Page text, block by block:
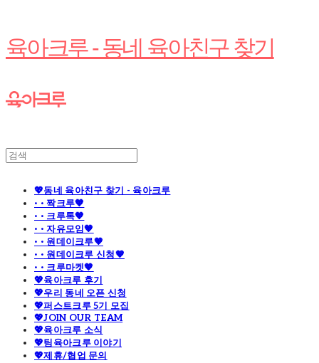
육아크루 - 동네 육아친구 찾기
💖동네 육아친구 찾기 - 육아크루
· · 짝크루🧡
· · 크루톡🧡
· · 자유모임🧡
· · 원데이크루🧡
· · 원데이크루 신청🧡
· · 크루마켓🧡
💖육아크루 후기
💖우리 동네 오픈 신청
💖퍼스트크루 5기 모집
💖JOIN OUR TEAM
💖육아크루 소식
💖팀육아크루 이야기
💖제휴/협업 문의